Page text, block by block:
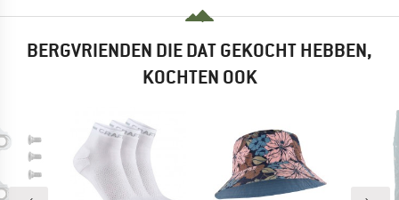
BERGVRIENDEN DIE DAT GEKOCHT HEBBEN,
KOCHTEN OOK